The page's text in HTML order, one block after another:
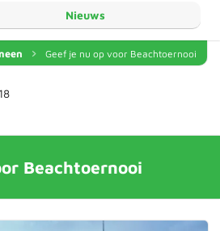
Nieuws
Geef je nu op voor Beachtoernooi
Beachtoernooi